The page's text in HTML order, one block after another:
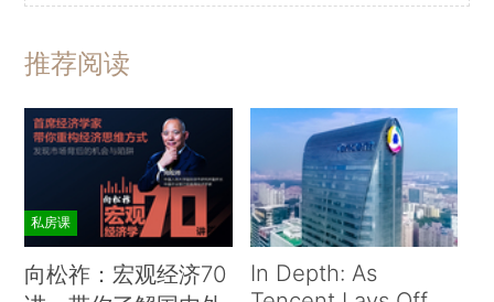
推荐阅读
私房课
向松祚：宏观经济70
In Depth: As